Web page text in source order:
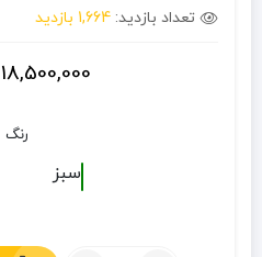
تعداد بازدید: 1,664 بازدید
18,500,000
رنگ
سبز